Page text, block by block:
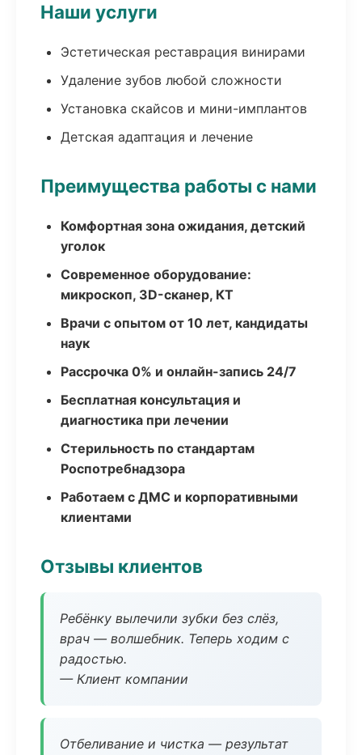
Наши услуги
Эстетическая реставрация винирами
Удаление зубов любой сложности
Установка скайсов и мини-имплантов
Детская адаптация и лечение
Преимущества работы с нами
Комфортная зона ожидания, детский
уголок
Современное оборудование:
микроскоп, 3D-сканер, КТ
Врачи с опытом от 10 лет, кандидаты
наук
Рассрочка 0% и онлайн-запись 24/7
Бесплатная консультация и
диагностика при лечении
Стерильность по стандартам
Роспотребнадзора
Работаем с ДМС и корпоративными
клиентами
Отзывы клиентов
Ребёнку вылечили зубки без слёз,
врач — волшебник. Теперь ходим с
радостью.
— Клиент компании
Отбеливание и чистка — результат